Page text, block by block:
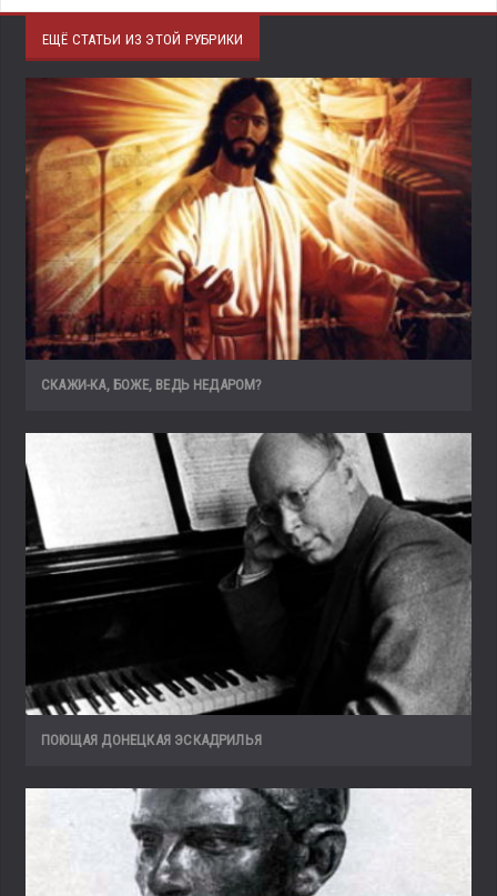
ЕЩЁ СТАТЬИ ИЗ ЭТОЙ РУБРИКИ
СКАЖИ-КА, БОЖЕ, ВЕДЬ НЕДАРОМ?
ПОЮЩАЯ ДОНЕЦКАЯ ЭСКАДРИЛЬЯ